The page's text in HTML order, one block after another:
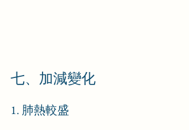
七、加減變化
1. 肺熱較盛